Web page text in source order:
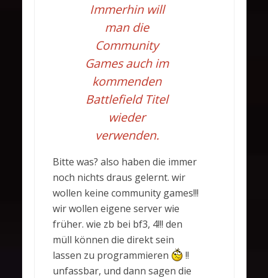
Immerhin will
man die
Community
Games auch im
kommenden
Battlefield Titel
wieder
verwenden.
Bitte was? also haben die immer
noch nichts draus gelernt. wir
wollen keine community games!!!
wir wollen eigene server wie
früher. wie zb bei bf3, 4!!! den
müll können die direkt sein
lassen zu programmieren
!!
unfassbar, und dann sagen die